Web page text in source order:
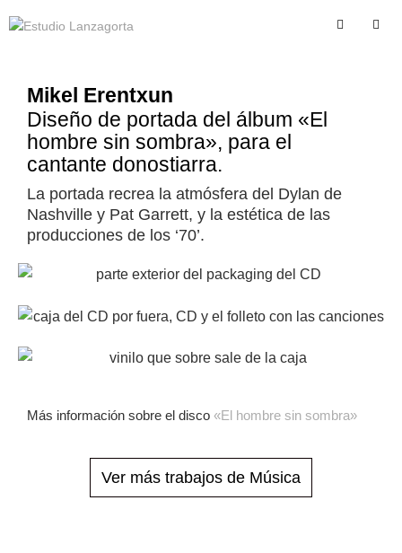
Mikel Erentxun
Diseño de portada del álbum «El
hombre sin sombra», para el
cantante donostiarra.​
La portada recrea la atmósfera del Dylan de
Nashville y Pat Garrett, y la estética de las
producciones de los ‘70’.
Más información sobre el disco «El hombre sin sombra»
Ver más trabajos de Música